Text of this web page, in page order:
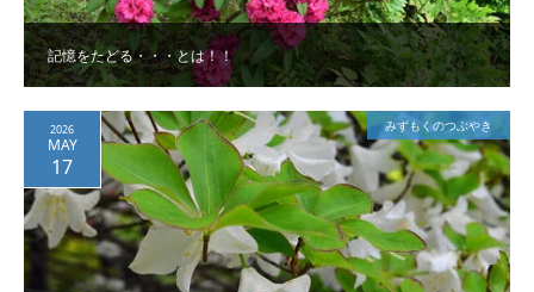
記憶をたどる・・・とは！！
2026
MAY
17
みずもくのつぶやき